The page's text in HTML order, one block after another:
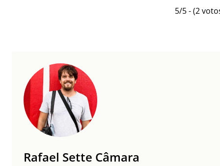
5/5 - (2
Rafael Sette Câmara